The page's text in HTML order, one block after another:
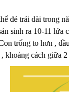
đẻ trải dài trong
sinh ra 10-11 lứa
trống to hơn ,
khoảng cách giữa